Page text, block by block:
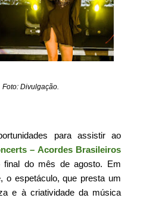
Foto: Divulgação.
para assistir ao
– Acordes Brasileiros
final do mês de agosto. Em
o espetáculo, que presta um
e à criatividade da música